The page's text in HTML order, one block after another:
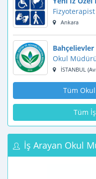
Fizyoterapist
Ankara
Okul
İSTANBUL
Tüm
Tüm
İş Arayan Okul